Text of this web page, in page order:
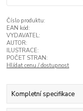
Číslo produktu:
EAN kód:
VYDAVATEL:
AUTOR:
ILUSTRACE:
POČET STRAN:
Hlídat cenu / dostupnost
Kompletní specifikace